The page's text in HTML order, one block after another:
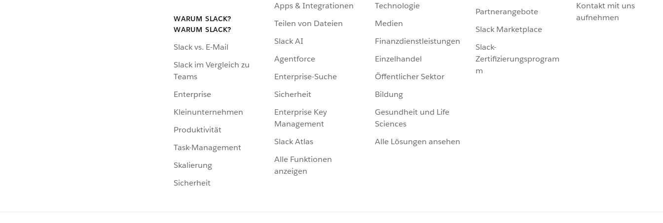
WARUM SLACK?
WARUM SLACK?
Slack vs. E-Mail
Slack im Vergleich zu
Teams
Enterprise
Kleinunternehmen
Produktivität
Task-Management
Skalierung
Sicherheit
Apps & Integrationen
Teilen von Dateien
Slack AI
Agentforce
Enterprise-Suche
Sicherheit
Enterprise Key
Management
Slack Atlas
Alle Funktionen
anzeigen
Technologie
Medien
Finanzdienstleistungen
Einzelhandel
Öffentlicher Sektor
Bildung
Gesundheit und Life
Sciences
Alle Lösungen ansehen
Partnerangebote
Slack Marketplace
Slack-
Zertifizierungsprogram
m
Kontakt mit uns
aufnehmen